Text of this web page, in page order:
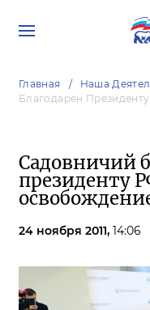
Главная Наша
Благодарен
Садовничий
президенту
24 ноября 2011, 14:06